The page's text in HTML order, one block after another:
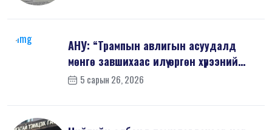
АНУ: “Трампын авлигын асуудалд
мөнгө завшихаас илүү өргөн хүрээний
шин...
5 сарын 26, 2026